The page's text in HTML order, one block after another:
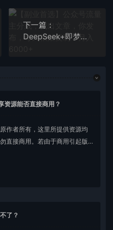
下一篇：
DeepSeek+即梦，做AI“复活历史人物”视频，20条视频涨粉12W+
资源能否直接商用？
作者所有，这里所提供资源均
直接商用。若由于商用引起版
了？